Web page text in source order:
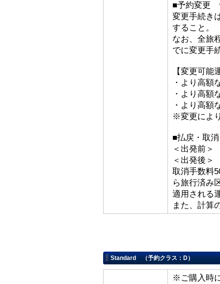
■予約変更
変更手続き
すること。
なお、全旅
でに変更手
【変更可能
・より高額
・より高額
・より高額
※変更によ
■払戻・取
＜出発前＞
＜出発後
取消手数料
ら旅行済み
適用される
また、計算
Standard （予約クラス：D）
※ご購入時